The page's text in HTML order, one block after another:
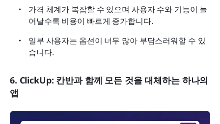
가격 체계가 복잡할 수 있으며 사용자 수와 기능이 늘
어날수록 비용이 빠르게 증가합니다.
일부 사용자는 옵션이 너무 많아 부담스러워할 수 있
습니다.
6. ClickUp: 칸반과 함께 모든 것을 대체하는 하나의
앱